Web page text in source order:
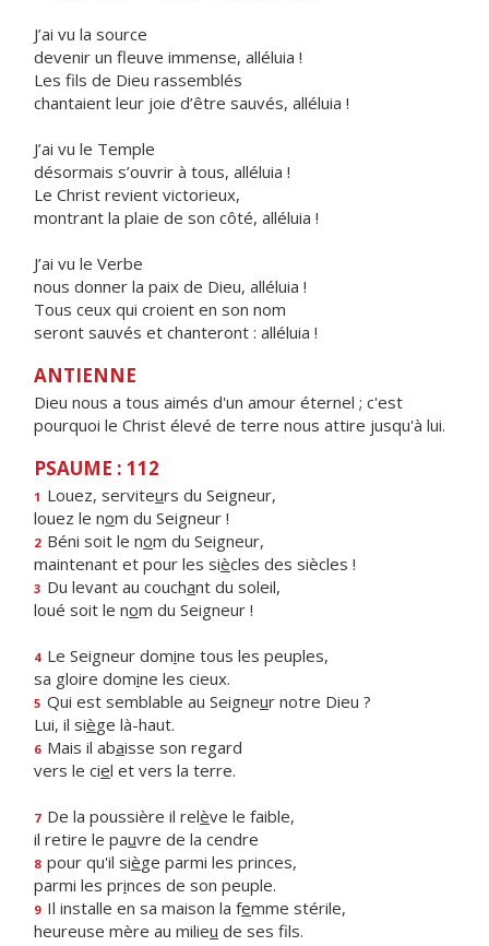
J’ai vu la source
devenir un fleuve immense, alléluia !
Les fils de Dieu rassemblés
chantaient leur joie d’être sauvés, alléluia !
J’ai vu le Temple
désormais s’ouvrir à tous, alléluia !
Le Christ revient victorieux,
montrant la plaie de son côté, alléluia !
J’ai vu le Verbe
nous donner la paix de Dieu, alléluia !
Tous ceux qui croient en son nom
seront sauvés et chanteront : alléluia !
ANTIENNE
Dieu nous a tous aimés d'un amour éternel ; c'est
pourquoi le Christ élevé de terre nous attire jusqu'à lui.
PSAUME : 112
1 Louez, serviteurs du Seigneur,
louez le nom du Seigneur !
2 Béni soit le nom du Seigneur,
maintenant et pour les siècles des siècles !
3 Du levant au couchant du soleil,
loué soit le nom du Seigneur !
4 Le Seigneur domine tous les peuples,
sa gloire domine les cieux.
5 Qui est semblable au Seigneur notre Dieu ?
Lui, il siège là-haut.
6 Mais il abaisse son regard
vers le ciel et vers la terre.
7 De la poussière il relève le faible,
il retire le pauvre de la cendre
8 pour qu'il siège parmi les princes,
parmi les princes de son peuple.
9 Il installe en sa maison la femme stérile,
heureuse mère au milieu de ses fils.